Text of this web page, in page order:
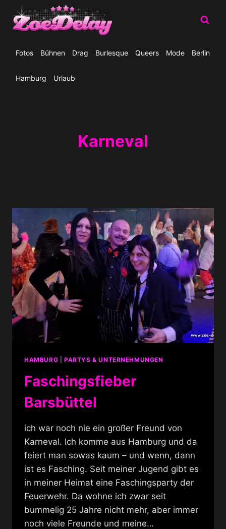
Inhalt
springen
Fotos Bühnen Drag Burlesque Queers Mode Berlin
Hamburg Urlaub
Karneval
HAMBURG PARTYS & UNTERNEHMUNGEN
Faschingsfieber
Barsbüttel
ich war noch nie ein großer Freund von
Karneval. Ich komme aus Hamburg und da
feiert man sowas kaum – und wenn, dann
ist es Fasching. Seit meiner Jugend gibt es
in meiner Heimat eine Faschingsparty der
Feuerwehr. Da wohne ich zwar seit
bummelig 25 Jahre nicht mehr, aber immer
noch viele Freunde und meine…